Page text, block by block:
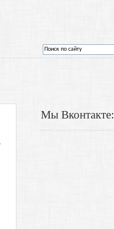
Мы Вконтакте: